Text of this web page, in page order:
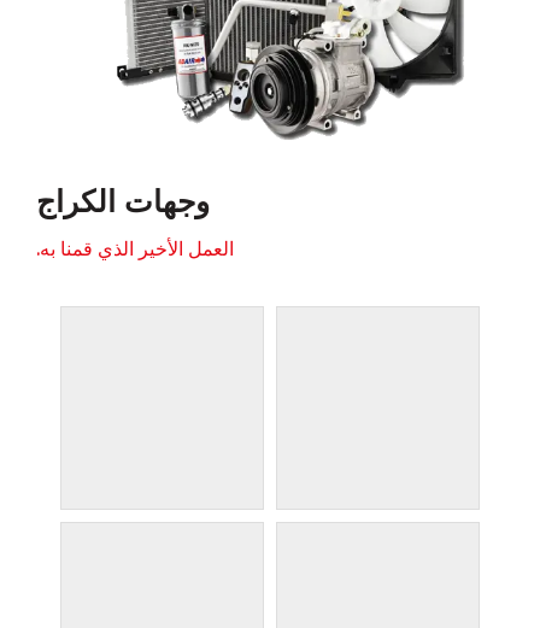
وجهات الكراج
العمل الأخير الذي قمنا به.